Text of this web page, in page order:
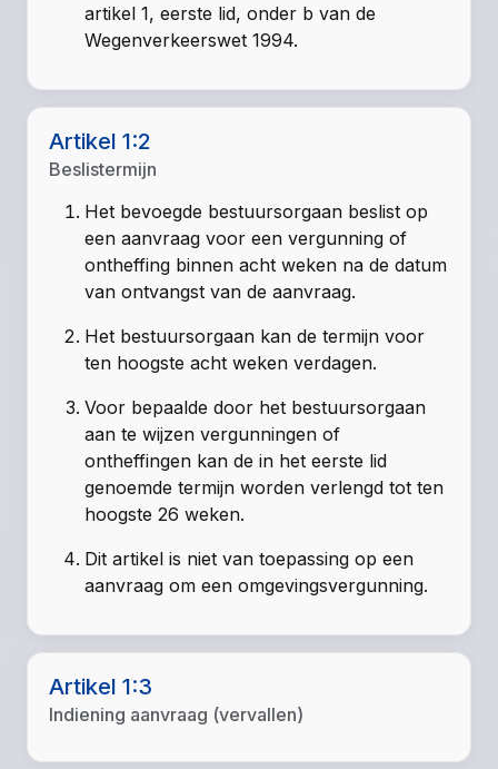
artikel 1, eerste lid, onder b van de
Wegenverkeerswet 1994.
Artikel 1:2
Beslistermijn
Het bevoegde bestuursorgaan beslist op
een aanvraag voor een vergunning of
ontheffing binnen acht weken na de datum
van ontvangst van de aanvraag.
Het bestuursorgaan kan de termijn voor
ten hoogste acht weken verdagen.
Voor bepaalde door het bestuursorgaan
aan te wijzen vergunningen of
ontheffingen kan de in het eerste lid
genoemde termijn worden verlengd tot ten
hoogste 26 weken.
Dit artikel is niet van toepassing op een
aanvraag om een omgevingsvergunning.
Artikel 1:3
Indiening aanvraag (vervallen)